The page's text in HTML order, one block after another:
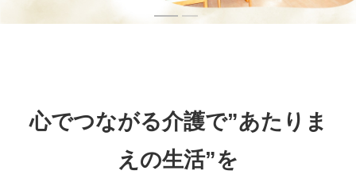
心でつながる介護で”あたりま
えの生活”を